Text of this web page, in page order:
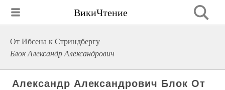
ВикиЧтение
От Ибсена к Стриндбергу
Блок Александр Александрович
Александр Александрович Блок От